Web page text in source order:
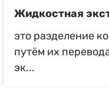
Жидкостная
это разделение
путём их
эк...